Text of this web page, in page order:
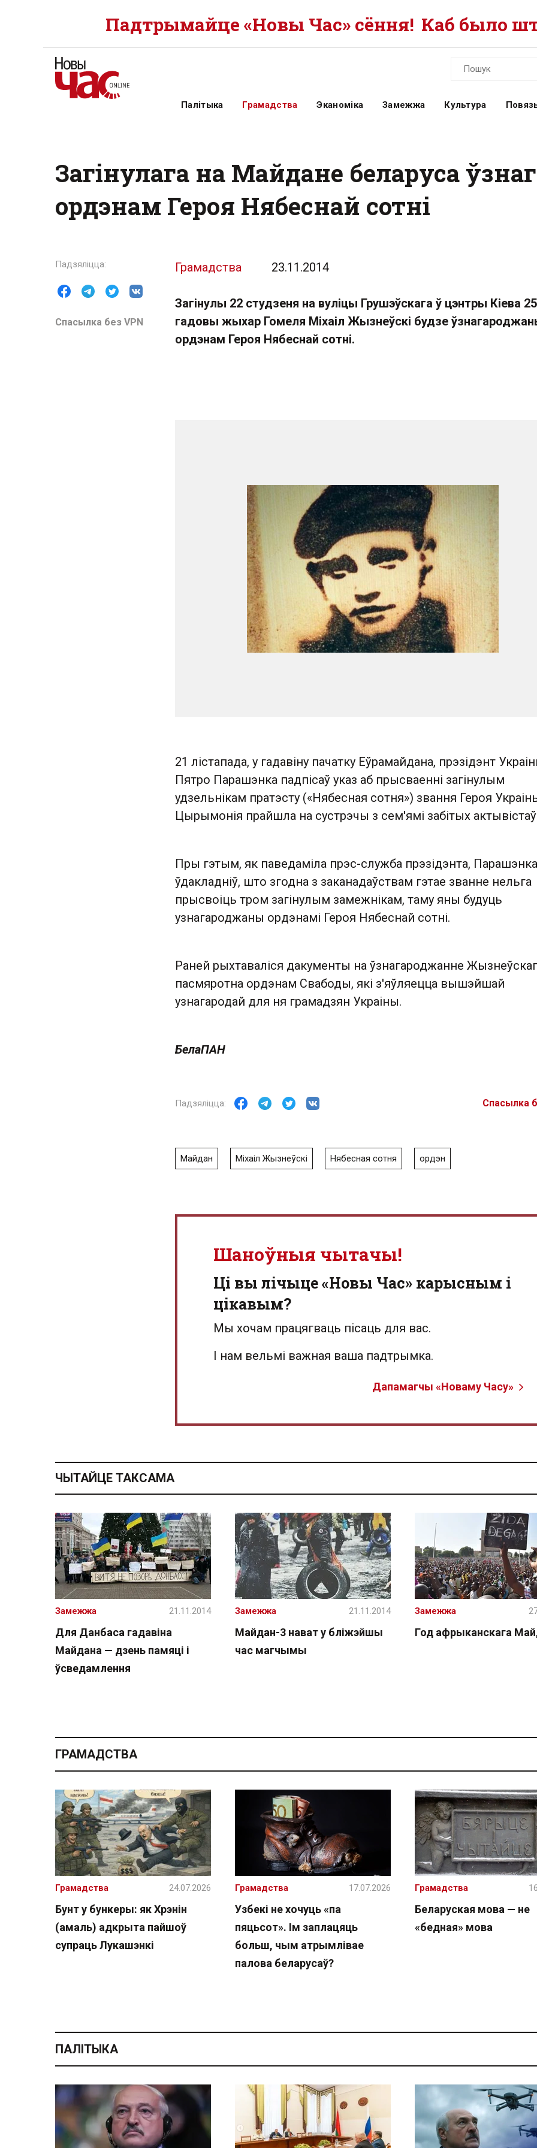
Падтрымайце «Новы Час» сёння! Каб было
Палітыка Грамадства Эканоміка Замежжа Культура
Загінулага на Майдане беларуса
ордэнам Героя Нябеснай сотні
Спасылка без VPN
Грамадства 23.11.2014
Загінулы 22 студзеня на вуліцы Грушэўскага ў цэнтры Кіева
гадовы жыхар Гомеля Міхаіл Жызнеўскі будзе
ордэнам Героя Нябеснай сотні.
21 лістапада, у гадавіну пачатку Еўрамайдана, прэзідэнт
Пятро Парашэнка падпісаў указ аб прысваенні загінулым
удзельнікам пратэсту («Нябесная сотня») звання Героя
Цырымонія прайшла на сустрэчы з сем'ямі забітых
Пры гэтым, як паведаміла прэс-служба прэзідэнта, Парашэнка
ўдакладніў, што згодна з заканадаўствам гэтае званне нельга
прысвоіць тром загінулым замежнікам, таму яны будуць
узнагароджаны ордэнамі Героя Нябеснай сотні.
Раней рыхтаваліся дакументы на ўзнагароджанне
пасмяротна ордэнам Свабоды, які з'яўляецца вышэйшай
узнагародай для ня грамадзян Украіны.
БелаПАН
Спасылка
Майдан Міхаіл Жызнеўскі Нябесная сотня ордэн
Шаноўныя чытачы!
Ці вы лічыце «Новы Час» карысным і
цікавым?
Мы хочам працягваць пісаць для вас.
І нам вельмі важная ваша падтрымка.
Дапамагчы «Новаму Часу»
ЧЫТАЙЦЕ ТАКСАМА
Для Данбаса гадавіна
Майдана — дзень памяці і
ўсведамлення
Замежжа 21.11.2014
Майдан-3 нават у бліжэйшы
час магчымы
Замежжа 21.11.2014
Год афрыканскага
Замежжа
ГРАМАДСТВА
Бунт у бункеры: як Хрэнін
(амаль) адкрыта пайшоў
супраць Лукашэнкі
Грамадства 24.07.2026
Узбекі не хочуць «па
пяцьсот». Ім заплацяць
больш, чым атрымлівае
палова беларусаў?
Грамадства 17.07.2026
Беларуская мова — не
«бедная» мова
Грамадства
ПАЛІТЫКА